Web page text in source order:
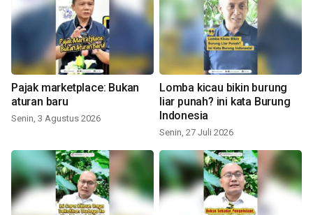
Pajak marketplace: Bukan
aturan baru
Senin, 3 Agustus 2026
Lomba kicau bikin burung
liar punah? ini kata Burung
Indonesia
Senin, 27 Juli 2026